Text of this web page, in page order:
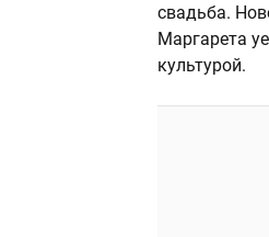
свадьба.
Маргарета
культурой.